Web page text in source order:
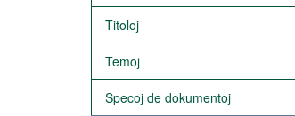
Titoloj
Temoj
Specoj de dokumentoj